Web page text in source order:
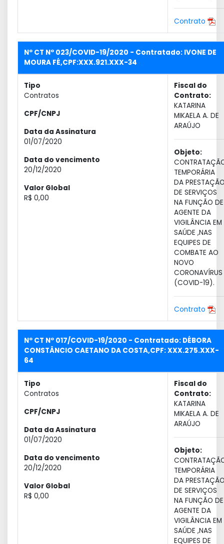
Contrato
Nº CT Nº 023/COVID-19/2020 - Contratado: IVONE DE
MOURA FÉ,CPF:XXX.921.XXX-34
Tipo
Contratos
CPF/CNPJ
Data da Assinatura
01/07/2020
Data do vencimento
20/12/2020
Valor Global
R$ 0,00
Fiscal do
Contrato:
KATARINA
MIKAELA A. DE
ARAÚJO
Objeto:
TEMPORÁRIA
DA
DE SERVIÇOS
NA FUNÇÃO DE
AGENTE DA
VIGILÂNCIA EM
SAÚDE ,NAS
EQUIPES DE
COMBATE AO
NOVO
CORONAVÍRUS
(COVID-19).
Contrato
Nº CT Nº 017/COVID-19/2020 - Contratado: DÉBORA
CONSTÂNCIO CAETANO DA COSTA,CPF: XXX.275.XXX-
64
Tipo
Contratos
CPF/CNPJ
Data da Assinatura
01/07/2020
Data do vencimento
20/12/2020
Valor Global
R$ 0,00
Fiscal do
Contrato:
KATARINA
MIKAELA A. DE
ARAÚJO
Objeto:
TEMPORÁRIA
DA
DE SERVIÇOS
NA FUNÇÃO DE
AGENTE DA
VIGILÂNCIA EM
SAÚDE ,NAS
EQUIPES DE